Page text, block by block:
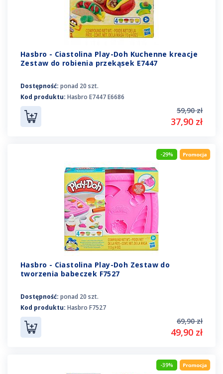
Hasbro - Ciastolina Play-Doh Kuchenne kreacje
Zestaw do robienia przekąsek E7447
Dostępność: ponad 20 szt.
Kod produktu: Hasbro E7447 E6686
59,90 zł
37,90 zł
-29%
Hasbro - Ciastolina Play-Doh Zestaw do
tworzenia babeczek F7527
Dostępność: ponad 20 szt.
Kod produktu: Hasbro F7527
69,90 zł
49,90 zł
-39%